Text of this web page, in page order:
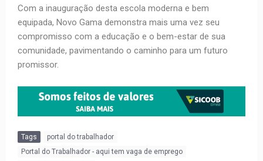
Com a inauguração desta escola moderna e bem
equipada, Novo Gama demonstra mais uma vez seu
compromisso com a educação e o bem-estar de sua
comunidade, pavimentando o caminho para um futuro
promissor.
Tags
portal do trabalhador
Portal do Trabalhador - aqui tem vaga de emprego